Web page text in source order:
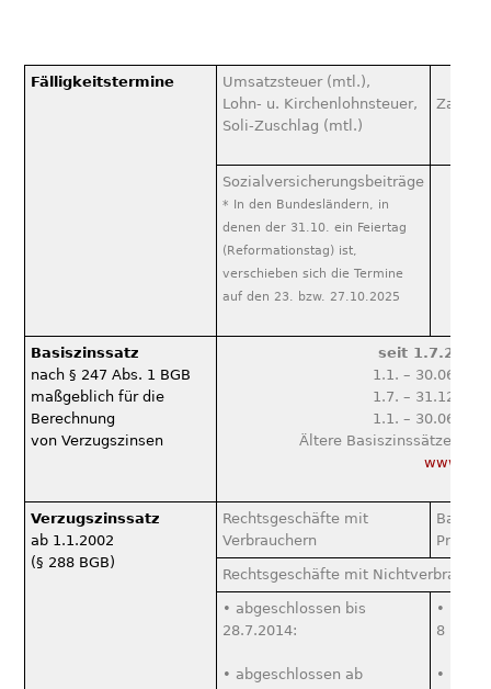
Fälligkeitstermine
Umsatzsteuer (mtl.),
Lohn- u. Kirchenlohnsteuer,
Soli-Zuschlag (mtl.)
Sozialversicherungsbeiträge
* In den Bundesländern, in
denen der 31.10. ein Feiertag
(Reformationstag) ist,
verschieben sich die Termine
auf den 23. bzw. 27.10.2025
Basiszinssatz
nach § 247 Abs. 1 BGB
maßgeblich für die
Berechnung
von Verzugszinsen
seit
1.1. –
1.7. –
1.1. –
Ältere Basiszinssätze
Verzugszinssatz
ab 1.1.2002
(§ 288 BGB)
Rechtsgeschäfte mit
Verbrauchern
Rechtsgeschäfte mit
• abgeschlossen bis
28.7.2014:
• abgeschlossen ab
•
8
•